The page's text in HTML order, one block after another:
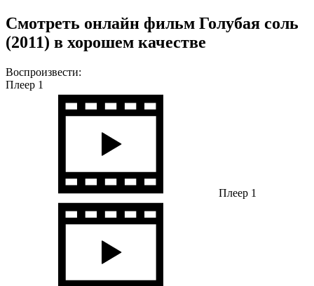
Смотреть онлайн фильм Голубая соль
(2011) в хорошем качестве
Воспроизвести:
Плеер 1
Плеер 1